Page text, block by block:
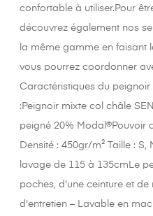
confortable à utiliser.Pour
découvrez également nos
la même gamme en faisant
vous pourrez coordonner
Caractéristiques du peignoir
:Peignoir mixte col châle
peigné 20% Modal®Pouvoir
Densité : 450gr/m² Taille :
lavage de 115 à 135cmLe
poches, d'une ceinture et
d'entretien – Lavable en